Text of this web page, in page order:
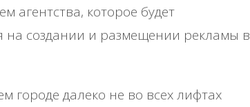
агентства, которое будет
на создании и размещении рекламы в
городе далеко не во всех лифтах